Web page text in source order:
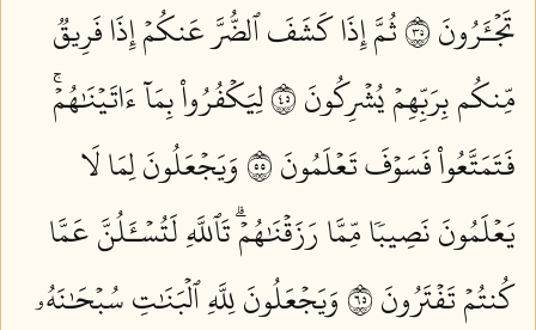
تَجۡـَٔرُونَ ٥٣
ثُمَّ إِذَا كَشَفَ ٱلضُّرَّ عَنكُمۡ إِذَا فَرِيقٞ
مِّنكُم بِرَبِّهِمۡ يُشۡرِكُونَ ٥٤
لِيَكۡفُرُواْ بِمَآ ءَاتَيۡنَٰهُمۡۚ
فَتَمَتَّعُواْ فَسَوۡفَ تَعۡلَمُونَ ٥٥
وَيَجۡعَلُونَ لِمَا لَا
يَعۡلَمُونَ نَصِيبٗا مِّمَّا رَزَقۡنَٰهُمۡۗ تَٱللَّهِ لَتُسۡـَٔلُنَّ عَمَّا
كُنتُمۡ تَفۡتَرُونَ ٥٦
وَيَجۡعَلُونَ لِلَّهِ ٱلۡبَنَٰتِ سُبۡحَٰنَهُۥ